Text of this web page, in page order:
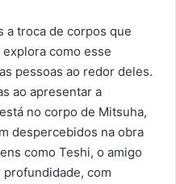
a troca de corpos que
como esse
pessoas ao redor deles.
ao apresentar a
no corpo de Mitsuha,
despercebidos na obra
como Teshi, o amigo
profundidade, com